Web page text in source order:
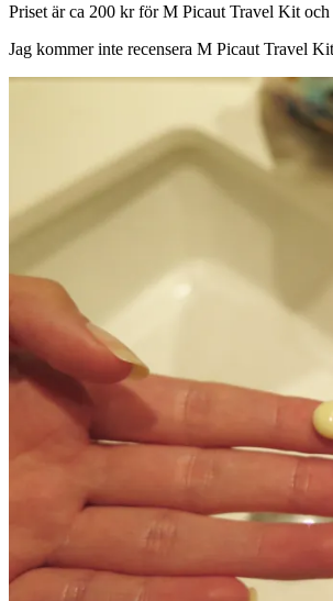
Priset är ca 200 kr för M Picaut Travel Kit
Jag kommer inte recensera M Picaut Travel